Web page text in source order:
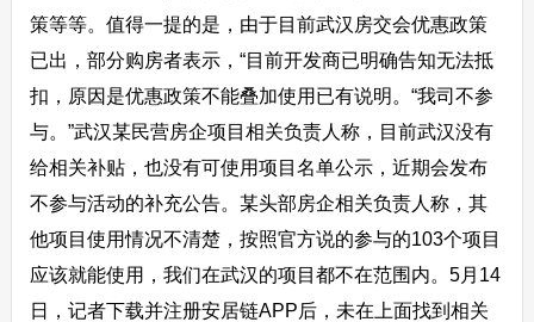
策等等。值得一提的是，由于目前武汉房交会优惠政策
已出，部分购房者表示，“目前开发商已明确告知无法抵
扣，原因是优惠政策不能叠加使用已有说明。“我司不参
与。”武汉某民营房企项目相关负责人称，目前武汉没有
给相关补贴，也没有可使用项目名单公示，近期会发布
不参与活动的补充公告。某头部房企相关负责人称，其
他项目使用情况不清楚，按照官方说的参与的103个项目
应该就能使用，我们在武汉的项目都不在范围内。5月14
日，记者下载并注册安居链APP后，未在上面找到相关